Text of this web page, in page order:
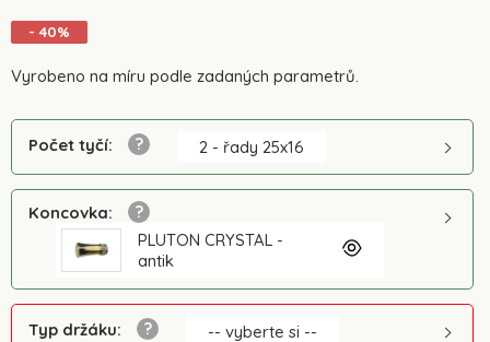
- 40%
Vyrobeno na míru podle zadaných parametrů.
Počet tyčí: 2 - řady 25x16
Koncovka:
PLUTON CRYSTAL -
antik
Typ držáku: -- vyberte si --